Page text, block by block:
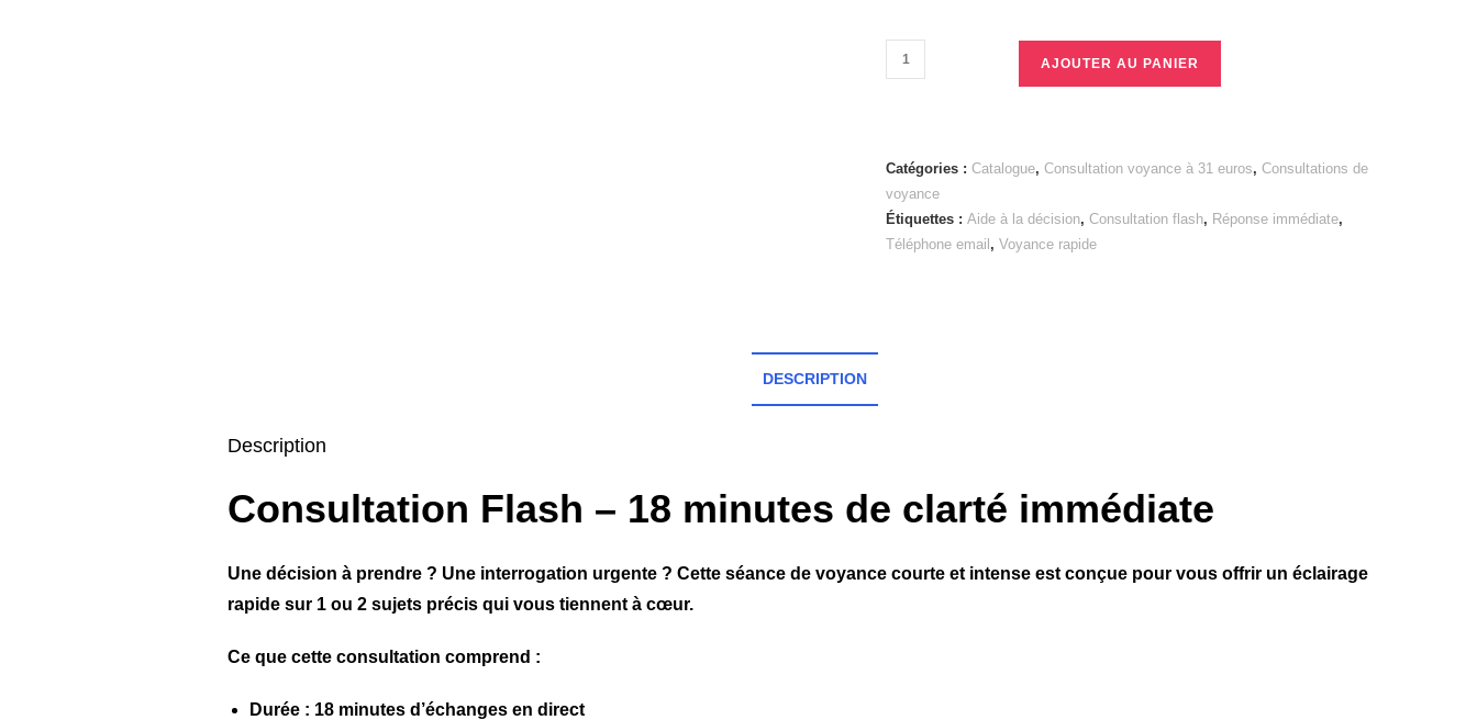
AJOUTER AU PANIER
Catégories :Catalogue,Consultation voyance à 31 euros,Consultations de
voyance
Étiquettes :Aide à la décision,Consultation flash, Réponse immédiate,
Téléphone email ,Voyance rapide
DESCRIPTION
Description
Consultation Flash – 18 minutes de clarté immédiate
Une décision à prendre ? Une interrogation urgente ? Cette séance de voyance courte et intense est conçue pour vous offrir un éclairage
rapide sur 1 ou 2 sujets précis qui vous tiennent à cœur.
Ce que cette consultation comprend :
Durée : 18 minutes d’échanges en direct